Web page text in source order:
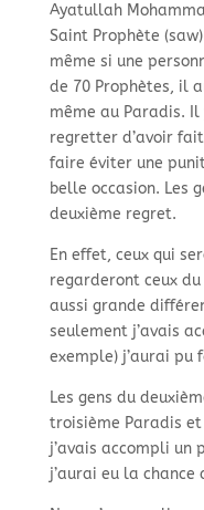
Ayatullah
Saint Prophète
même si une
de 70 Prophètes, il
même au Paradis.
regretter d’avoir
faire éviter une
belle occasion. Les
deuxième regret.
En effet, ceux qui
regarderont ceux
aussi grande
seulement j’avais
exemple) j’aurai pu
Les gens du
troisième Paradis
j’avais accompli un
j’aurai eu la chance